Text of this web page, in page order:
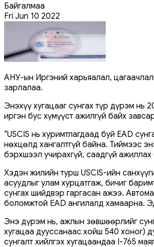
Байгалмаа
Fri Jun 10 2022
АНУ-ын Иргэний харьяалал,
зарлалаа.
Энэхүү хугацааг сунгах түр дүрэм
иргэн бус хүмүүст ажилгүй байх
“USCIS нь хуримтлагдаад буй EAD
нөхцөлд хангалтгүй байна. Тиймээс
бэрхшээл учирахгүй, саадгүй
Хэдэн жилийн турш USCIS-ийн
асуудлыг улам хурцатгаж, бичиг
сунгах шийдвэр гаргасан ажээ.
боломжтой EAD ангилалд хамаарна.
Энэ дүрэм нь, ажлын зөвшөөрлийг
хугацаа дууссанаас хойш 540 хоног)
сунгалт хийлгэх хугацаандаа I-765